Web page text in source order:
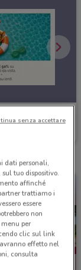
dati personali,
tuo dispositivo.
affinché
trattiamo i
essere
non
per
clic sul link
effetto nel
consulta
senza accettare